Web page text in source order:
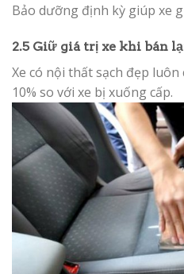
Bảo dưỡng định kỳ giúp xe
2.5 Giữ giá trị xe khi bán
Xe có nội thất sạch đẹp
10% so với xe bị xuống cấp.